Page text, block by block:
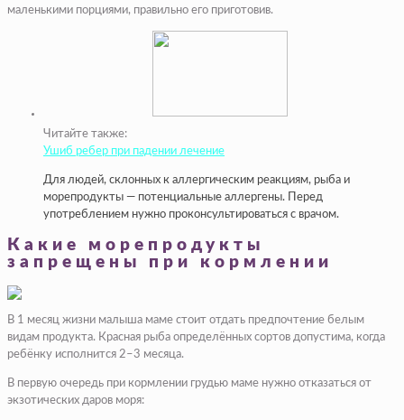
маленькими порциями, правильно его приготовив.
Читайте также:
Ушиб ребер при падении лечение
Для людей, склонных к аллергическим реакциям, рыба и
морепродукты — потенциальные аллергены. Перед
употреблением нужно проконсультироваться с врачом.
Какие морепродукты
запрещены при кормлении
В 1 месяц жизни малыша маме стоит отдать предпочтение белым
видам продукта. Красная рыба определённых сортов допустима, когда
ребёнку исполнится 2–3 месяца.
В первую очередь при кормлении грудью маме нужно отказаться от
экзотических даров моря: